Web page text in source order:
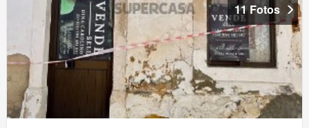
11 Fotos